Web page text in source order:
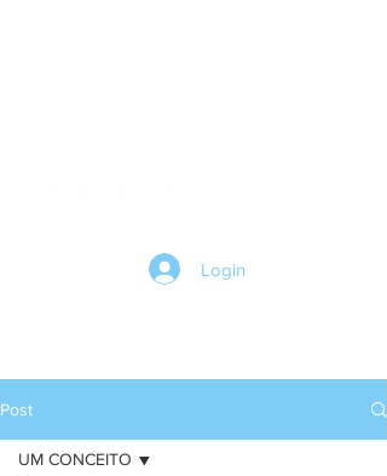
Login
Post
UM CONCEITO